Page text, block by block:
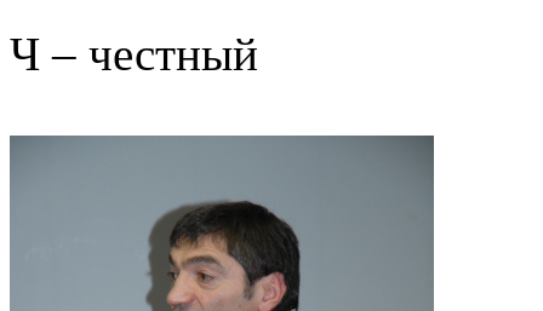
Ч – честный